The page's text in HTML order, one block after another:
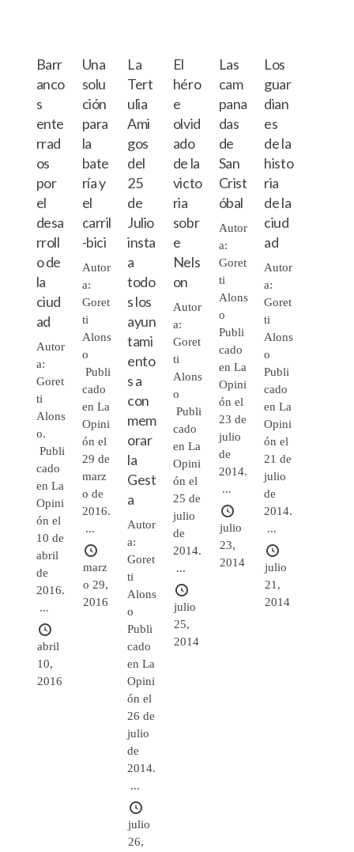
Barr
anco
s
ente
rrad
os
por
el
desa
rroll
o de
la
ciud
ad
Autor
a:
Goret
ti
Alons
o.
Publi
cado
en La
Opini
ón el
10 de
abril
de
2016.
...
abril
10,
2016
Una
solu
ción
para
la
bate
ría y
el
carril
-bici
Autor
a:
Goret
ti
Alons
o
Publi
cado
en La
Opini
ón el
29 de
marz
o de
2016.
...
marz
o 29,
2016
La
Tert
ulia
Ami
gos
del
25
de
Julio
insta
a
todo
s los
ayun
tami
ento
s a
con
mem
orar
la
Gest
a
Autor
a:
Goret
ti
Alons
o
Publi
cado
en La
Opini
ón el
26 de
julio
de
2014.
...
julio
26,
El
héro
e
olvid
ado
de la
victo
ria
sobr
e
Nels
on
Autor
a:
Goret
ti
Alons
o
Publi
cado
en La
Opini
ón el
25 de
julio
de
2014.
...
julio
25,
2014
Las
cam
pana
das
de
San
Crist
óbal
Autor
a:
Goret
ti
Alons
o
Publi
cado
en La
Opini
ón el
23 de
julio
de
2014.
...
julio
23,
2014
Los
guar
dian
es
de la
histo
ria
de la
ciud
ad
Autor
a:
Goret
ti
Alons
o
Publi
cado
en La
Opini
ón el
21 de
julio
de
2014.
...
julio
21,
2014